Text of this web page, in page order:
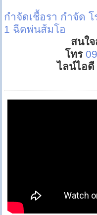
กำจัดเชื้อรา กำจัด โ
1 ฉีดพ่นส้มโอ
สนใ
โทร
ไลน์ไอดี